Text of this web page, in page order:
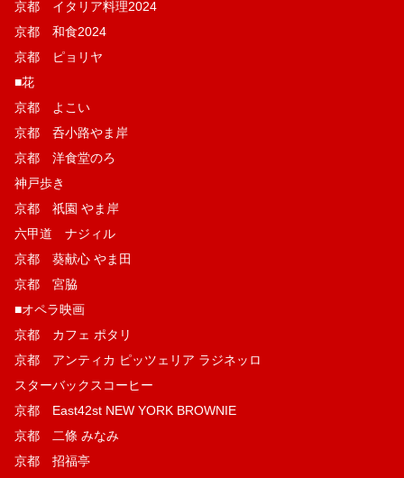
京都 イタリア料理2024
京都 和食2024
京都 ピョリヤ
■花
京都 よこい
京都 呑小路やま岸
京都 洋食堂のろ
神戸歩き
京都 祇園 やま岸
六甲道 ナジィル
京都 葵献心 やま田
京都 宮脇
■オペラ映画
京都 カフェ ポタリ
京都 アンティカ ピッツェリア ラジネッロ
スターバックスコーヒー
京都 East42st NEW YORK BROWNIE
京都 二條 みなみ
京都 招福亭